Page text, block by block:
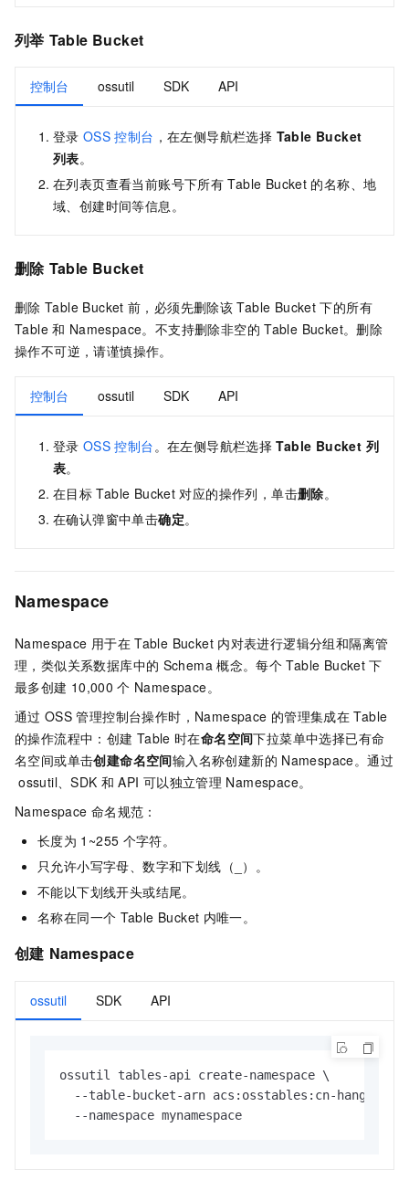
列举 Table Bucket
控制台 ossutil SDK API
登录 OSS 控制台 ，在左侧导航栏选择 Table Bucket
列表。
在列表页查看当前账号下所有 Table Bucket 的名称、地
域、创建时间等信息。
删除 Table Bucket
删除 Table Bucket 前，必须先删除该 Table Bucket 下的所有
Table 和 Namespace。不支持删除非空的 Table Bucket。删除
操作不可逆，请谨慎操作。
控制台 ossutil SDK API
登录 OSS 控制台。在左侧导航栏选择 Table Bucket 列
表。
在目标 Table Bucket 对应的操作列，单击删除。
在确认弹窗中单击确定。
Namespace
Namespace 用于在 Table Bucket 内对表进行逻辑分组和隔离管
理，类似关系数据库中的 Schema 概念。每个 Table Bucket 下
最多创建 10,000 个 Namespace。
通过 OSS 管理控制台操作时，Namespace 的管理集成在 Table
的操作流程中：创建 Table 时在命名空间下拉菜单中选择已有命
名空间或单击创建命名空间输入名称创建新的 Namespace。通过
ossutil、SDK 和 API 可以独立管理 Namespace。
Namespace 命名规范：
长度为 1~255 个字符。
只允许小写字母、数字和下划线（_）。
不能以下划线开头或结尾。
名称在同一个 Table Bucket 内唯一。
创建 Namespace
ossutil SDK API
ossutil tables-api create-namespace \
--table-bucket-arn acs:osstables:cn-
  --namespace mynamespace